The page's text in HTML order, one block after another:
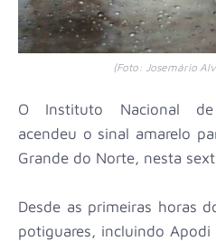
(Foto: Josemário
O Instituto Nacional de
acendeu o sinal amarelo
Grande do Norte, nesta
Desde as primeiras horas
potiguares, incluindo